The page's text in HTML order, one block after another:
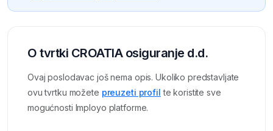
O tvrtki CROATIA osiguranje d.d.
Ovaj poslodavac još nema opis. Ukoliko predstavljate
ovu tvrtku možete preuzeti profil te koristite sve
mogućnosti Imployo platforme.